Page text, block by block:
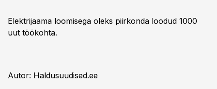
Elektrijaama loomisega oleks piirkonda loodud 1000
uut töökohta.
Autor: Haldusuudised.ee